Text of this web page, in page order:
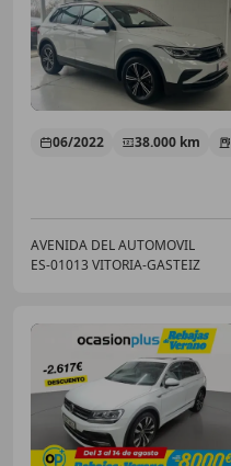
06/2022 38.000 km
AVENIDA DEL AUTOMOVIL
ES-01013 VITORIA-GASTEIZ